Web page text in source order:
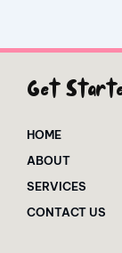
Get
HOME
ABOUT
SERVICES
CONTACT US